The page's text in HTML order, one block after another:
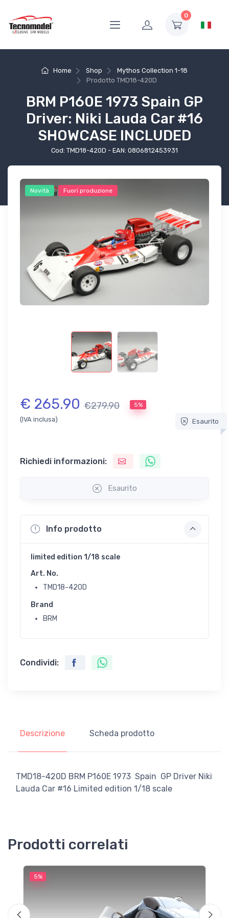
0
Home Shop
Mythos Collection 1-18
ProdottoTMD18-420D
BRM P160E 1973 Spain GP
Driver: Niki Lauda Car #16
SHOWCASE INCLUDED
Cod: TMD18-420D - EAN: 0806812453931
Novità Fuori produzione
€ 265.90 €279.90 5%
(IVA inclusa) Esaurito
Richiedi informazioni:
Esaurito
Info prodotto
limited edition 1/18 scale
Art. No.
TMD18-420D
Brand
BRM
Condividi:
Descrizione Scheda prodotto
TMD18-420D BRM P160E 1973 Spain GP Driver Niki
Lauda Car #16 Limited edition 1/18 scale
Prodotti correlati
5%